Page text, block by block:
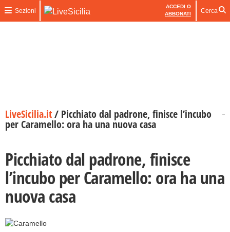
Sezioni
ACCEDI O
ABBONATI
Cerca
LiveSicilia.it/ Picchiato dal padrone, finisce l’incubo
per Caramello: ora ha una nuova casa
Picchiato dal padrone, finisce
l’incubo per Caramello: ora ha una
nuova casa